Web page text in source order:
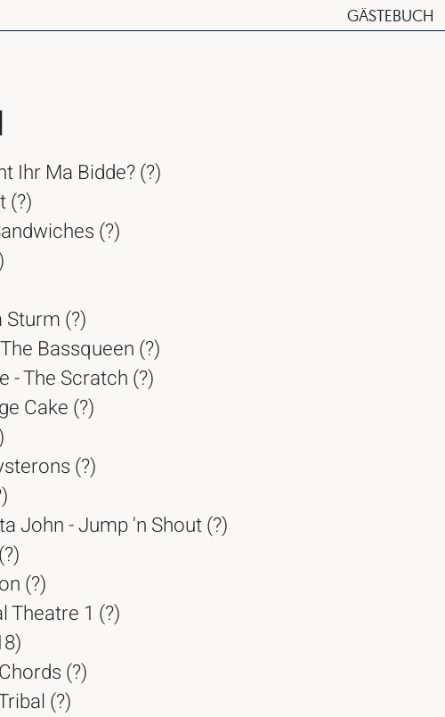
GÄSTEBUCH
Ihr Ma Bidde? (?)
(?)
(?)
(?)
Bassqueen (?)
- The Scratch (?)
Cake (?)
(?)
John - Jump 'n Shout (?)
(?)
Theatre 1 (?)
(?)
(?)